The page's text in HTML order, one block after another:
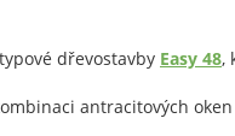
dřevostavby Easy 48,
antracitových